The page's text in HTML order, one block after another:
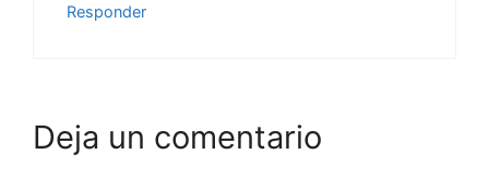
Responder
Deja un comentario